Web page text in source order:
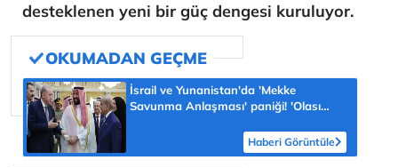
desteklenen yeni bir güç dengesi kuruluyor.
İsrail ve Yunanistan'da 'Mekke
Savunma Anlaşması' paniği! 'Olası
'Korktuğumuz başımıza geldi'Haberi Görüntüle